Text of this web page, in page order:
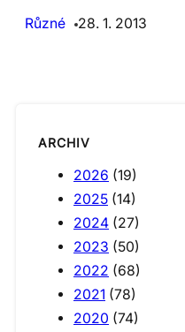
Různé
28. 1. 2013
ARCHIV
2026 (19)
2025 (14)
2024 (27)
2023 (50)
2022 (68)
2021 (78)
2020 (74)